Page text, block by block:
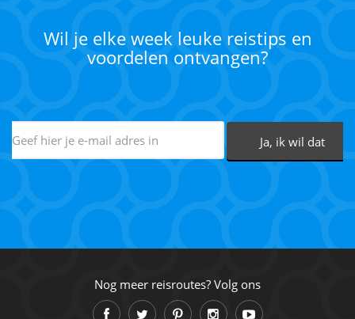
Wil je elke week leuke reistips en
voordelen ontvangen?
Nog meer reisroutes? Volg ons